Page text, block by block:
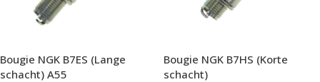
Bougie NGK B7ES (Lange
schacht) A55
Bougie NGK B7HS (Korte
schacht)